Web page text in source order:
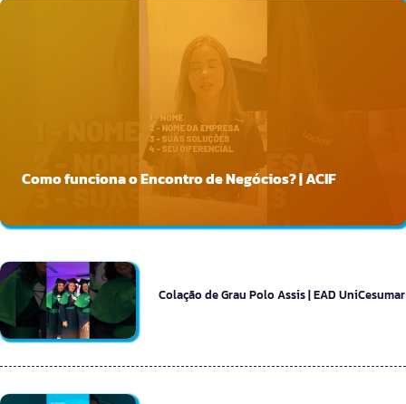
Como funciona o Encontro de Negócios? | ACIF
Colação de Grau Polo Assis | EAD UniCesumar